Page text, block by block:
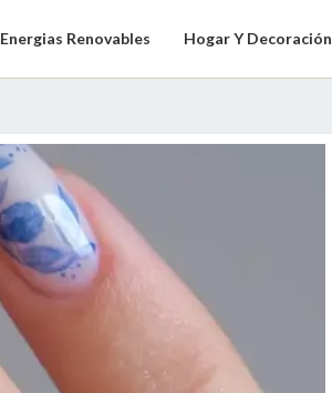
Energias Renovables Hogar Y Decoración